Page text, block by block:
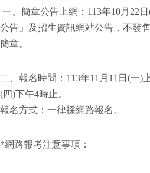
一、簡章公告上網：113年10月22
公告」及招生資訊網站公告，不發
簡章。
二、報名時間：113年11月11日(一)
(四)下午4時止。
報名方式：一律採網路報名。
*網路報考注意事項：